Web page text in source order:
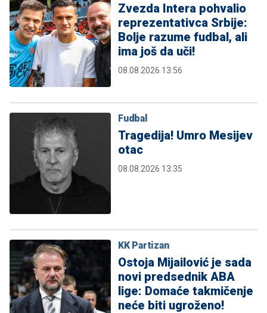
Zvezda Intera pohvalio
reprezentativca Srbije:
Bolje razume fudbal, ali
ima još da uči!
08.08.2026 13:56
Fudbal
Tragedija! Umro Mesijev
otac
08.08.2026 13:35
KK Partizan
Ostoja Mijailović je sada
novi predsednik ABA
lige: Domaće takmičenje
neće biti ugroženo!